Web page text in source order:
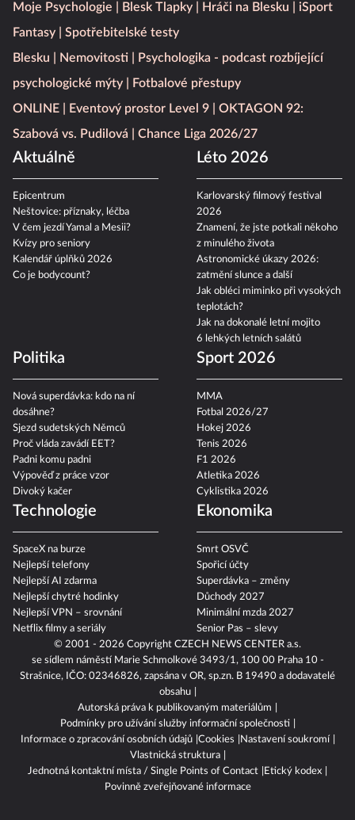
© 2001 - 2026 Copyright CZECH NEWS CENTER a.s.
se sídlem náměstí Marie Schmolkové 3493/1, 100 00 Praha 10 -
Strašnice, IČO: 02346826, zapsána v OR, sp.zn. B 19490 a dodavatelé
obsahu
Autorská práva k publikovaným materiálům
Podmínky pro užívání služby informační společnosti
Informace o zpracování osobních údajů Cookies
Nastavení soukromí
Vlastnická struktura
Jednotná kontaktní místa / Single Points of Contact
Etický kodex
Povinně zveřejňované informace
Moje Psychologie Blesk Tlapky Hráči na Blesku
iSport
Fantasy
Spotřebitelské testy
Blesku
Nemovitosti
Psychologika - podcast rozbíjející
psychologické mýty
Fotbalové přestupy
ONLINE
Eventový prostor Level 9
OKTAGON 92:
Szabová vs. Pudilová
Chance Liga 2026/27
Aktuálně
Epicentrum
Neštovice: příznaky, léčba
V čem jezdí Yamal a Mesii?
Kvízy pro seniory
Kalendář úplňků 2026
Co je bodycount?
Léto 2026
Karlovarský filmový festival
2026
Znamení, že jste potkali někoho
z minulého života
Astronomické úkazy 2026:
zatmění slunce a další
Jak obléci miminko při vysokých
teplotách?
Jak na dokonalé letní mojito
6 lehkých letních salátů
Politika
Nová superdávka: kdo na ní
dosáhne?
Sjezd sudetských Němců
Proč vláda zavádí EET?
Padni komu padni
Výpověď z práce vzor
Divoký kačer
Sport 2026
MMA
Fotbal 2026/27
Hokej 2026
Tenis 2026
F1 2026
Atletika 2026
Cyklistika 2026
Technologie
SpaceX na burze
Nejlepší telefony
Nejlepší AI zdarma
Nejlepší chytré hodinky
Nejlepší VPN – srovnání
Netflix filmy a seriály
Ekonomika
Smrt OSVČ
Spořicí účty
Superdávka – změny
Důchody 2027
Minimální mzda 2027
Senior Pas – slevy